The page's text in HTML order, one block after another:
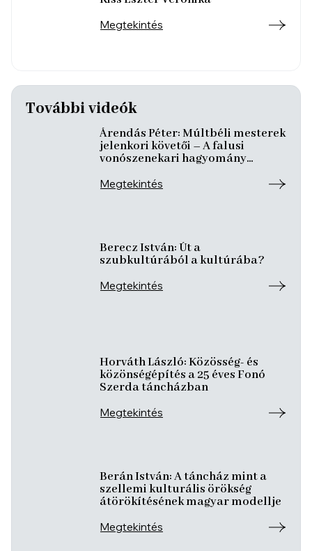
Megtekintés
További videók
Árendás Péter: Múltbéli mesterek
jelenkori követői – A falusi
vonószenekari hagyomány
Megtekintés
Berecz István: Út a
szubkultúrából a kultúrába?
Megtekintés
Horváth László: Közösség- és
közönségépítés a 25 éves Fonó
Szerda táncházban
Megtekintés
Berán István: A táncház mint a
szellemi kulturális örökség
átörökítésének magyar modellje
Megtekintés